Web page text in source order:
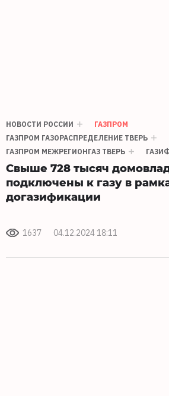
НОВОСТИ РОССИИ
ГАЗПРОМ
ГАЗПРОМ ГАЗОРАСПРЕДЕЛЕНИЕ ТВЕРЬ
ГАЗПРОМ МЕЖРЕГИОНГАЗ ТВЕРЬ
Свыше 728 тысяч
подключены к газу в
догазификации
1637 04.12.2024 18:11